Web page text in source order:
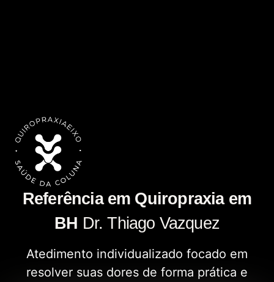
Referência em Quiropraxia em
BH Dr. Thiago Vazquez
Atedimento individualizado focado em
resolver suas dores de forma prática e